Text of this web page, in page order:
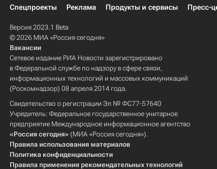
Спецпроекты
Реклама Продукты и сервисы Пресс-
Версия 2023.1 Beta
© 2026 МИА «Россия сегодня»
Вакансии
Сетевое издание РИА Новости зарегистрировано
в Федеральной службе по надзору в сфере связи,
информационных технологий и массовых коммуникаций
(Роскомнадзор) 08 апреля 2014 года.
Свидетельство о регистрации Эл № ФС77-57640
Учредитель: Федеральное государственное унитарное
предприятие Международное информационное агентство
«Россия сегодня» (МИА «Россия сегодня»).
Правила использования материалов
Политика конфиденциальности
Правила применения рекомендательных технологий